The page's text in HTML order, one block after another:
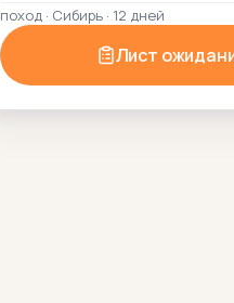
поход · Сибирь · 12 дней
Лист